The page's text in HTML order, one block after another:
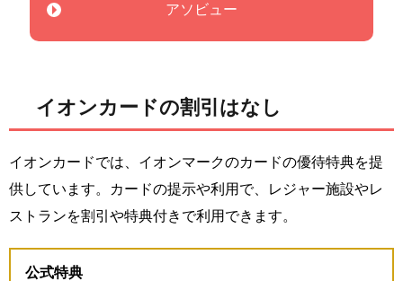
アソビュー
イオンカードの割引はなし
イオンカードでは、イオンマークのカードの優待特典を提
供しています。カードの提示や利用で、レジャー施設やレ
ストランを割引や特典付きで利用できます。
公式特典